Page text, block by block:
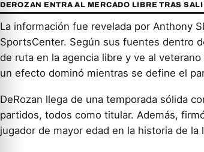
DEROZAN ENTRA AL MERCADO LIBRE TRAS
La información fue revelada por Anthony
SportsCenter. Según sus fuentes dentro
de ruta en la agencia libre y ve al
un efecto dominó mientras se define el
DeRozan llega de una temporada sólida
partidos, todos como titular. Además,
jugador de mayor edad en la historia de